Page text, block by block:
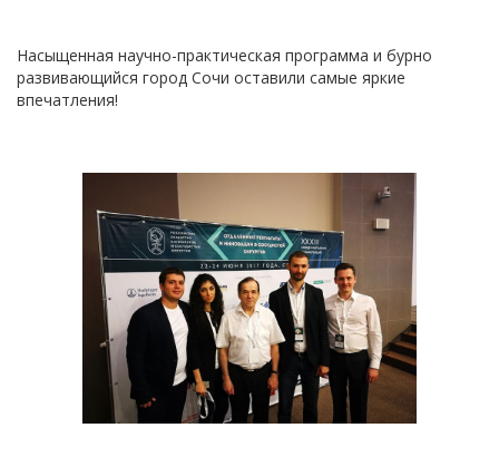
Насыщенная научно-практическая программа и бурно
развивающийся город Сочи оставили самые яркие
впечатления!